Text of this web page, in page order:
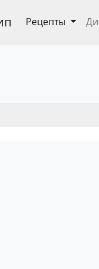
Рецепты